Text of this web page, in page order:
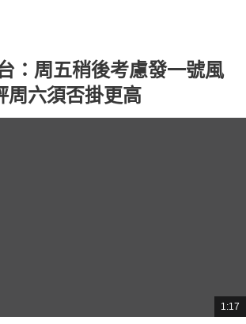
：周五稍後考慮發一號風
六須否掛更高
總
共
1:17